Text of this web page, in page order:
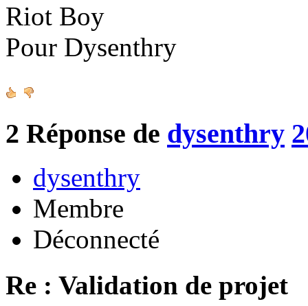
Riot Boy
Pour Dysenthry
2 Réponse de dysenthry
dysenthry
Membre
Déconnecté
Re : Validation de projet